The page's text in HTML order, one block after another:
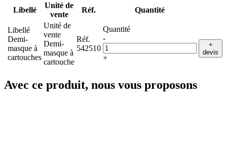
Libellé
Unité de
vente
Réf. Quantité
Libellé
Demi-
masque à
cartouches
Unité de
vente
Demi-
masque à
cartouche
Réf.
542510
Quantité
-
+
+
devis
Avec ce produit, nous vous proposons